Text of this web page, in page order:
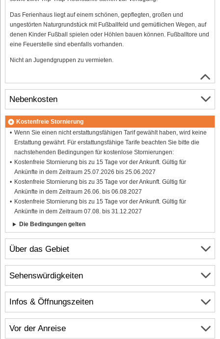
Das Ferienhaus liegt auf einem schönen, gepflegten, großen und
ungestörten Naturgrundstück mit Fußballfeld und gemütlichen Wegen, auf
denen Kinder Fußball spielen oder Höhlen bauen können. Fußballtore und
eine Feuerstelle sind ebenfalls vorhanden.
Nicht an Jugendgruppen zu vermieten.
Über das Gebiet
Infos & Öffnungszeiten
Vor der Anreise
Nebenkosten
Kostenfreie Stornierung
Wenn Sie einen nicht erstattungsfähigen Tarif gewählt haben, wird keine
Erstattung gewährt. Für erstattungsfähige Tarife beachten Sie bitte die
nachstehenden Bedingungen für kostenlose Stornierungen:
Kostenfreie Stornierung bis zu 15 Tage vor der Ankunft. Gültig für
Ankünfte in dem Zeitraum 25.07.2026 bis 25.06.2027
Kostenfreie Stornierung bis zu 35 Tage vor der Ankunft. Gültig für
Ankünfte in dem Zeitraum 26.06. bis 06.08.2027
Kostenfreie Stornierung bis zu 15 Tage vor der Ankunft. Gültig für
Ankünfte in dem Zeitraum 07.08. bis 31.12.2027
Die Bedingungen gelten
Sehenswürdigkeiten